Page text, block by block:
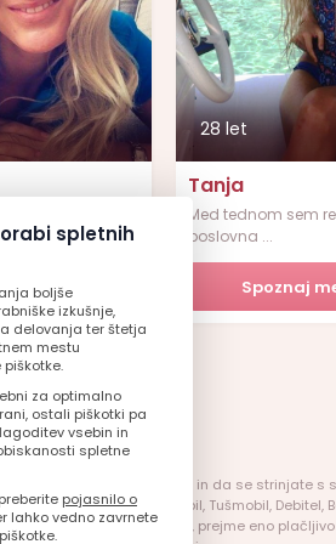
me
28 let
Tanja
Med tednom sem
poslovna ...
Spoznaj
potrjujete, da ste polnoletni in da se strinjate
Telekom Slovenije, Simobil, Tušmobil,
v okviru SMS pogovora, prejme eno
spletnih
boljše
izkušnje,
delovanja ter štetja
mestu
za optimalno
ostali piškotki pa
vsebin in
spletne
pojasnilo o
lahko vedno zavrnete